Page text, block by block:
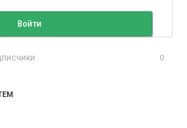
Войти
0